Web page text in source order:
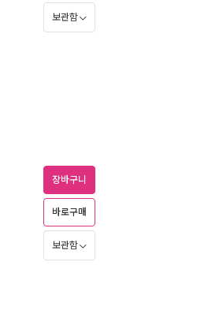
보관함
장바구니
바로구매
보관함